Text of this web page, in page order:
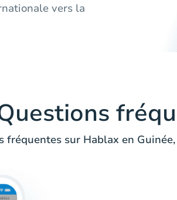
vers la
fréquentes sur Hablax en